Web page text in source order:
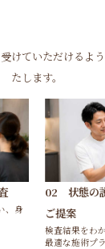
けていただけるよ
たします。
、身
02 状態の
ご提案
検査結果をわ
最適な施術プ